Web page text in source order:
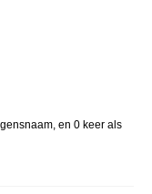
en 0 keer als